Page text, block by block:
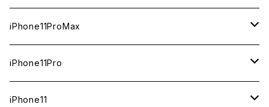
中古（整備済み）
中古（整備済み）
新品
中古（整備済み）
中古（整備済み）
新品
中古（整備済み）
128GB
新品
中古（整備済み）
新品
中古（整備済み）
128GB
新品
中古（整備済み）
64GB
新品
256GB
新品
中古（整備済み）
128GB
新品
64GB
iPhone11ProMax
512GB
新品
256GB
iPhone11Pro
512GB
iPhone11